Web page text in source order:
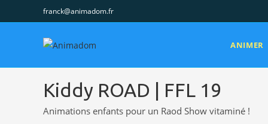
franck@animadom.fr
ANIMER
Kiddy ROAD | FFL 19
Animations enfants pour un Raod Show vitaminé !